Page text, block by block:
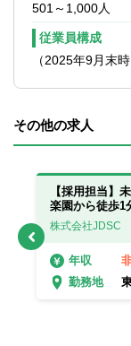
501～1,000人
従業員構成
（2025年9月末時
その他の求人
【採用担当】
楽園から徒歩1
株式会社JDSC
年収
勤務地